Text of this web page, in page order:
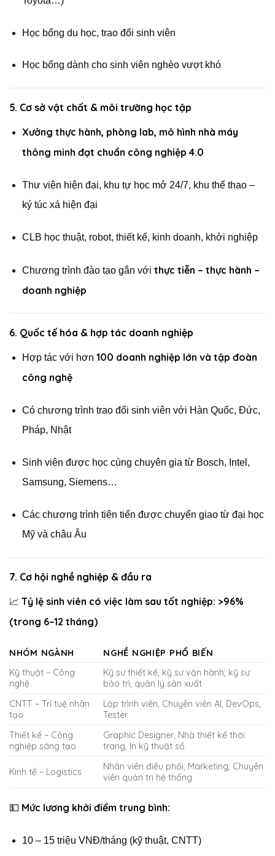
Học bổng du học, trao đổi sinh viên
Học bổng dành cho sinh viên nghèo vượt khó
5. Cơ sở vật chất & môi trường học tập
Xưởng thực hành, phòng lab, mô hình nhà máy
thông minh đạt chuẩn công nghiệp 4.0
Thư viện hiện đại, khu tự học mở 24/7, khu thể thao –
ký túc xá hiện đại
CLB học thuật, robot, thiết kế, kinh doanh, khởi nghiệp
Chương trình đào tạo gắn với thực tiễn – thực hành –
doanh nghiệp
6. Quốc tế hóa & hợp tác doanh nghiệp
Hợp tác với hơn 100 doanh nghiệp lớn và tập đoàn
công nghệ
Có chương trình trao đổi sinh viên với Hàn Quốc, Đức,
Pháp, Nhật
Sinh viên được học cùng chuyên gia từ Bosch, Intel,
Samsung, Siemens…
Các chương trình tiên tiến được chuyển giao từ đại học
Mỹ và châu Âu
7. Cơ hội nghề nghiệp & đầu ra
📈 Tỷ lệ sinh viên có việc làm sau tốt nghiệp: >96%
(trong 6–12 tháng)
NHÓM NGÀNH
NGHỀ NGHIỆP PHỔ BIẾN
Kỹ thuật – Công
nghệ
Kỹ sư thiết kế, kỹ sư vận hành, kỹ sư
bảo trì, quản lý sản xuất
CNTT – Trí tuệ nhân
tạo
Lập trình viên, Chuyên viên AI, DevOps,
Tester
Thiết kế – Công
nghiệp sáng tạo
Graphic Designer, Nhà thiết kế thời
trang, In kỹ thuật số
Kinh tế – Logistics
Nhân viên điều phối, Marketing, Chuyên
viên quản trị hệ thống
💵 Mức lương khởi điểm trung bình:
10 – 15 triệu VNĐ/tháng (kỹ thuật, CNTT)